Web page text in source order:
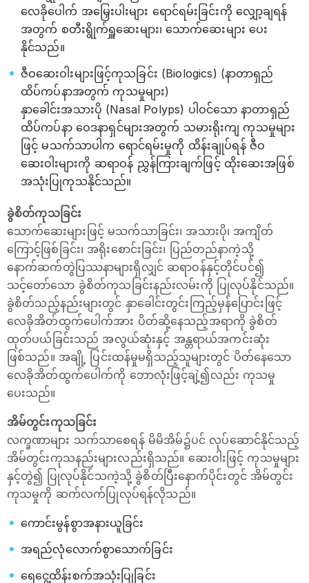
လေခိုပေါက် အမြှေးပါးများ ရောင်ရမ်းခြင်းကို လျှော့ချရန်
အတွက် စတီးရွိုက်ရှူဆေးများ၊ သောက်ဆေးများ ပေး
နိုင်သည်။
ဇီဝဆေးဝါးများဖြင့်ကုသခြင်း (Biologics) (နာတာရှည်
ထိပ်ကပ်နာအတွက် ကုသမှုများ)
နှာခေါင်းအသားပို (Nasal Polyps) ပါဝင်သော နာတာရှည်
ထိပ်ကပ်နာ ဝေဒနာရှင်များအတွက် သမားရိုးကျ ကုသမှုများ
ဖြင့် မသက်သာပါက ရောင်ရမ်းမှုကို ထိန်းချုပ်ရန် ဇီဝ
ဆေးဝါးများကို ဆရာဝန် ညွှန်ကြားချက်ဖြင့် ထိုးဆေးအဖြစ်
အသုံးပြုကုသနိုင်သည်။
ခွဲစိတ်ကုသခြင်း
သောက်ဆေးများဖြင့် မသက်သာခြင်း၊ အသားပို၊ အကျိတ်
ကြောင့်ဖြစ်ခြင်း၊ အရိုးစောင်းခြင်း၊ ပြည်တည်နာကဲ့သို့
နောက်ဆက်တွဲပြဿနာများရှိလျှင် ဆရာဝန်နှင့်တိုင်ပင်၍
သင့်တော်သော ခွဲစိတ်ကုသခြင်းနည်းလမ်းကို ပြုလုပ်နိုင်သည်။
ခွဲစိတ်သည့်နည်းများတွင် နှာခေါင်းတွင်းကြည့်မှန်ပြောင်းဖြင့်
လေခိုအိတ်ထွက်ပေါက်အား ပိတ်ဆို့နေသည့်အရာကို ခွဲစိတ်
ထုတ်ပယ်ခြင်းသည် အလွယ်ဆုံးနှင့် အန္တရာယ်အကင်းဆုံး
ဖြစ်သည်။ အချို့ ပြင်းထန်မှုမရှိသည့်သူများတွင် ပိတ်နေသော
လေခိုအိတ်ထွက်ပေါက်ကို ဘောလုံးဖြင့်ချဲ့၍လည်း ကုသမှု
ပေးသည်။
အိမ်တွင်းကုသခြင်း
လက္ခဏာများ သက်သာစေရန် မိမိအိမ်၌ပင် လုပ်ဆောင်နိုင်သည့်
အိမ်တွင်းကုသနည်းများလည်းရှိသည်။ ဆေးဝါးဖြင့် ကုသမှုများ
နှင့်တွဲ၍ ပြုလုပ်နိုင်သကဲ့သို့ ခွဲစိတ်ပြီးနောက်ပိုင်းတွင် အိမ်တွင်း
ကုသမှုကို ဆက်လက်ပြုလုပ်ရန်လိုသည်။
ကောင်းမွန်စွာအနားယူခြင်း
အရည်လုံလောက်စွာသောက်ခြင်း
ရေငွေ့ထိန်းစက်အသုံးပြုခြင်း